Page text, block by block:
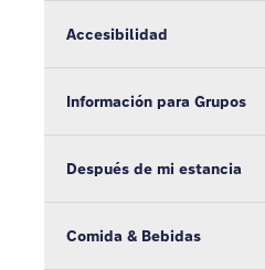
Accesibilidad
Información para Grupos
Después de mi estancia
Comida & Bebidas